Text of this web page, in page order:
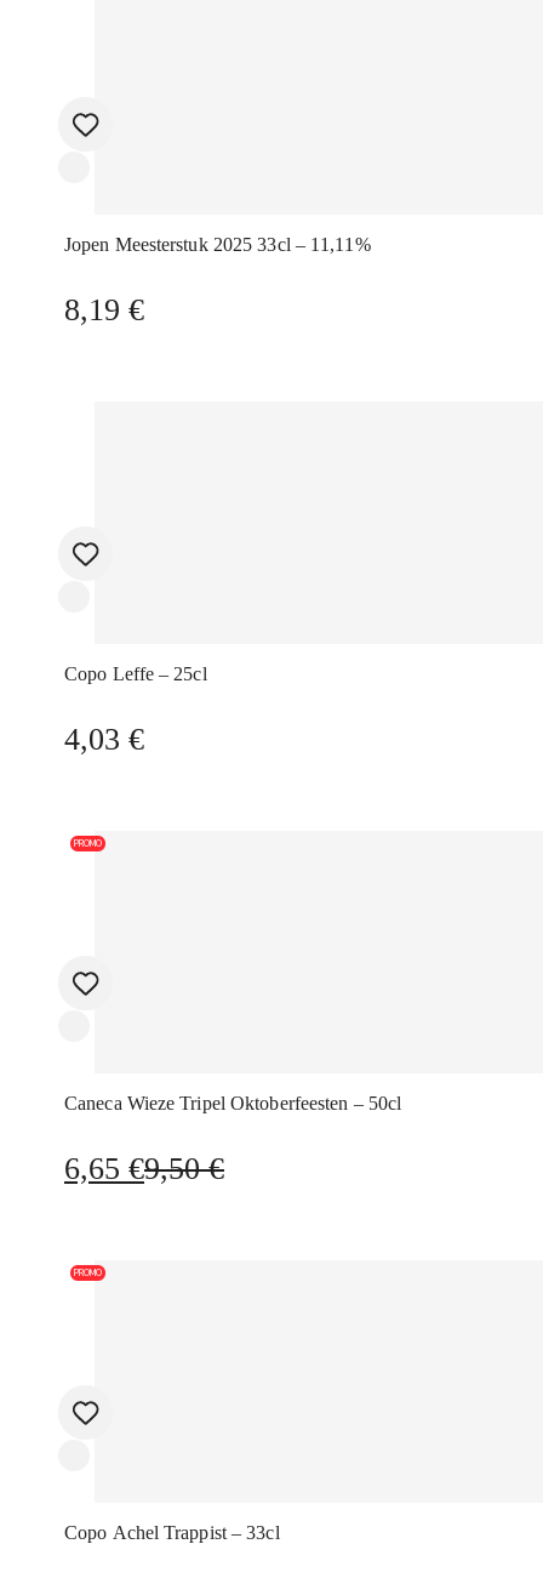
Jopen Meesterstuk 2025 33cl – 11,11%
8,19 €
Copo Leffe – 25cl
4,03 €
PROMO
Caneca Wieze Tripel Oktoberfeesten – 50cl
9,50€
O
era:
6,65 €
O
é:
PROMO
Copo Achel Trappist – 33cl